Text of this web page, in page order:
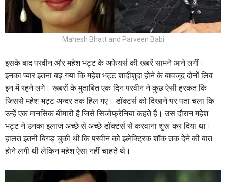
Mahesh Bhatt and Parveen Babi
इसके बाद परवीन और महेश भट्ट के अफेयर्स की खबरें सामने आने लगीं।
इनका प्यार इतना बढ़ गया कि महेश भट्ट शादीशुदा होने के बावजूद दोनों लिव
इन में रहने लगे। खबरों के मुताबित एक दिन परवीन ने कुछ ऐसी हरकत कि
जिससे महेश भट्ट अन्दर तक हिल गए। डॉक्टर्स को दिखाने पर पता चला कि
उन्हें एक मानसिक बीमारी है जिसे सिजोफ्रेनिया कहते हैं। उस दौरान महेश
भट्ट ने उनका इलाज अच्छे से अच्छे डॉक्टर्स से करवाना शुरू कर दिया था।
हालत इतनी बिगड़ चुकी थी कि परवीन को इलेक्ट्रिक शॉक तक देने की बात
होने लगी थी लेकिन महेश ऐसा नहीं चाहते थे।